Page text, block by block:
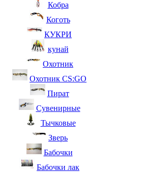
Кобра
Коготь
КУКРИ
кунай
Охотник
Охотник CS:GO
Пират
Сувенирные
Тычковые
Зверь
Бабочки
Бабочки лак